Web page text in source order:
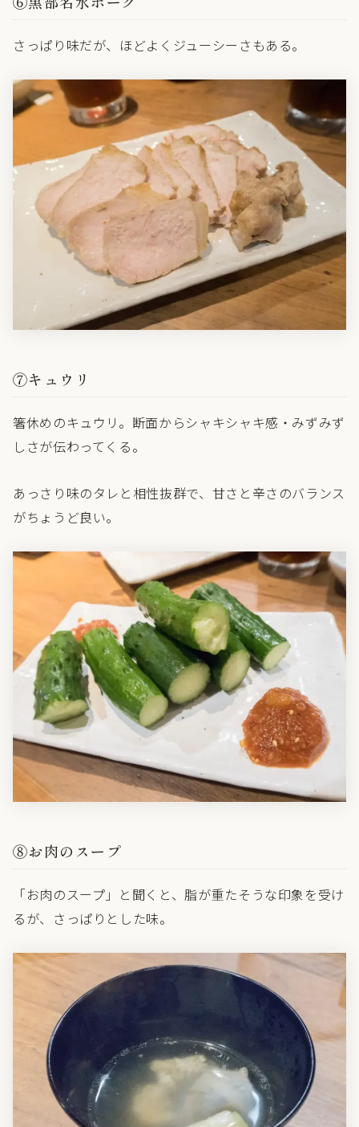
さっぱり味だが、ほどよくジューシーさもある。
⑦キュウリ
箸休めのキュウリ。断面からシャキシャキ感・みずみず
しさが伝わってくる。
あっさり味のタレと相性抜群で、甘さと辛さのバランス
がちょうど良い。
⑧お肉のスープ
「お肉のスープ」と聞くと、脂が重たそうな印象を受け
るが、さっぱりとした味。